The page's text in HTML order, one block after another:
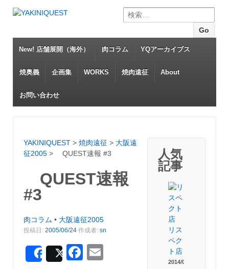
Search for:
New! 店舗展開（海外） 肉コラム YQアーカイブス
焼奥義 企画集 WORKS 焼肉遠征 About
お問い合わせ
YAKINIQUEST > 焼肉遠征 > 大阪遠
征2005 > QUEST速報 #3
QUEST速報
#3
肉コラム • 大阪遠征2005
投稿日: 2005/06/24 作成者: sn
SharePostFacebook
人気
記事
リス
ペク
ト店
2014/06/06